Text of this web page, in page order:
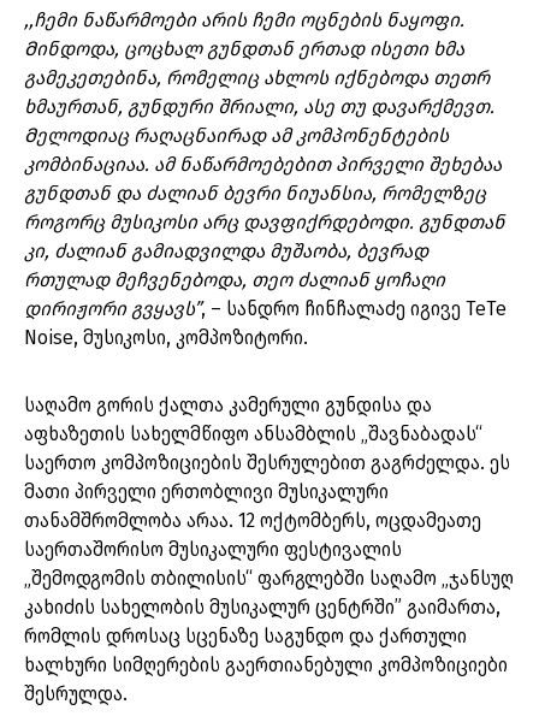
,,ჩემი ნაწარმოები არის ჩემი ოცნების ნაყოფი.
Მინდოდა, ცოცხალ გუნდთან ერთად ისეთი ხმა
გამეკეთებინა, რომელიც ახლოს იქნებოდა თეთრ
ხმაურთან, გუნდური შრიალი, ასე თუ დავარქმევთ.
Მელოდიაც რაღაცნაირად ამ კომპონენტების
კომბინაციაა. ამ ნაწარმოებებით პირველი შეხებაა
გუნდთან და ძალიან ბევრი ნიუანსია, რომელზეც
როგორც მუსიკოსი არც დავფიქრდებოდი. გუნდთან
კი, ძალიან გამიადვილდა მუშაობა, ბევრად
რთულად მეჩვენებოდა, თეო ძალიან ყოჩაღი
დირიჟორი გვყავს”, – სანდრო ჩინჩალაძე იგივე TeTe
Noise, მუსიკოსი, კომპოზიტორი.
საღამო გორის ქალთა კამერული გუნდისა და
აფხაზეთის სახელმწიფო ანსამბლის „შავნაბადას“
საერთო კომპოზიციების შესრულებით გაგრძელდა. ეს
მათი პირველი ერთობლივი მუსიკალური
თანამშრომლობა არაა. 12 ოქტომბერს, ოცდამეათე
საერთაშორისო მუსიკალური ფესტივალის
„შემოდგომის თბილისის“ ფარგლებში საღამო „ჯანსუღ
კახიძის სახელობის მუსიკალურ ცენტრში” გაიმართა,
რომლის დროსაც სცენაზე საგუნდო და ქართული
ხალხური სიმღერების გაერთიანებული კომპოზიციები
შესრულდა.